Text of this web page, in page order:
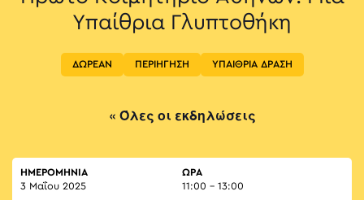
Υπαίθρια Γλυπτοθήκη
ΔΩΡΕΑΝ ΠΕΡΙΗΓΗΣΗ ΥΠΑΙΘΡΙΑ ΔΡΑΣΗ
« Όλες οι εκδηλώσεις
ΗΜΕΡΟΜΗΝΙΑ
3 Μαΐου 2025
ΏΡΑ
11:00 - 13:00